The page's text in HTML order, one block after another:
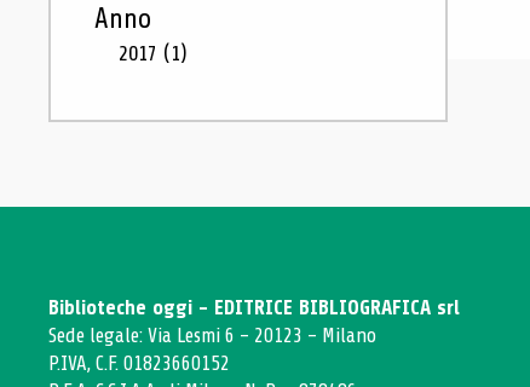
Anno
2017 (1)
Biblioteche oggi - EDITRICE BIBLIOGRAFICA srl
Sede legale: Via Lesmi 6 - 20123 - Milano
P.IVA, C.F. 01823660152